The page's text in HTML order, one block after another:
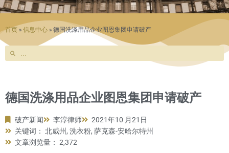
首页 » 信息中心 » 德国洗涤用品企业图恩集团申请破产
Search
德国洗涤用品企业图恩集团申请破产
破产新闻 李淳律师
2021年10 月21日
关键词： 北威州 , 洗衣粉, 萨克森-安哈尔特州
文章浏览量： 2,372